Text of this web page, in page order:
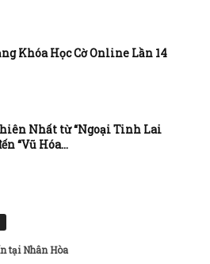
Khóa Học Cờ Online Lần 14
Nhất từ “Ngoại Tinh Lai
“Vũ Hóa...
tại Nhân Hòa